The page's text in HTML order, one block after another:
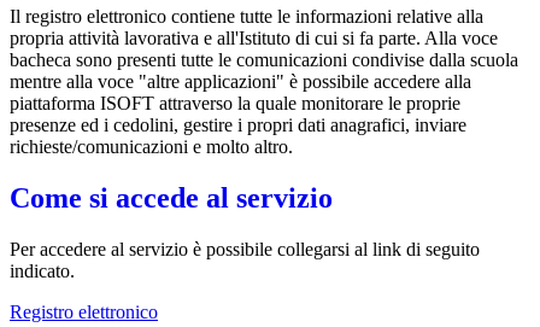
Il registro elettronico contiene tutte le informazioni relative alla
propria attività lavorativa e all'Istituto di cui si fa parte. Alla voce
bacheca sono presenti tutte le comunicazioni condivise dalla scuola
mentre alla voce "altre applicazioni" è possibile accedere alla
piattaforma ISOFT attraverso la quale monitorare le proprie
presenze ed i cedolini, gestire i propri dati anagrafici, inviare
richieste/comunicazioni e molto altro.
Come si accede al servizio
Per accedere al servizio è possibile collegarsi al link di seguito
indicato.
Registro elettronico